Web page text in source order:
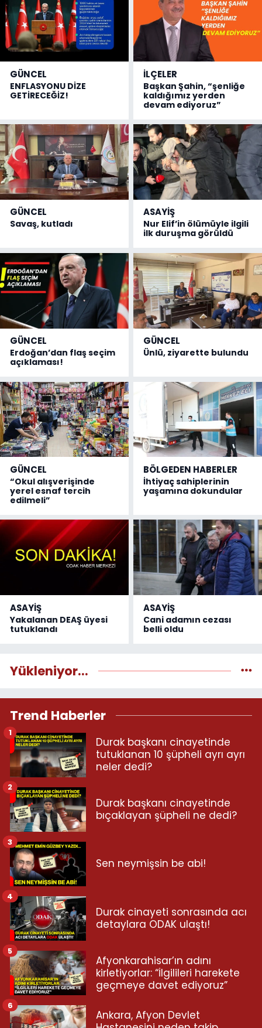
GÜNCEL
ENFLASYONU DİZE
GETİRECEĞİZ!
İLÇELER
Başkan Şahin, “şenliğe
kaldığımız yerden
devam ediyoruz”
GÜNCEL
Savaş, kutladı
ASAYİŞ
Nur Elif’in ölümüyle ilgili
ilk duruşma görüldü
GÜNCEL
Erdoğan’dan flaş seçim
açıklaması!
GÜNCEL
Ünlü, ziyarette bulundu
GÜNCEL
“Okul alışverişinde
yerel esnaf tercih
edilmeli”
BÖLGEDEN HABERLER
İhtiyaç sahiplerinin
yaşamına dokundular
ASAYİŞ
Yakalanan DEAŞ üyesi
tutuklandı
ASAYİŞ
Cani adamın cezası
belli oldu
Yükleniyor...
Trend Haberler
Durak başkanı cinayetinde
tutuklanan 10 şüpheli ayrı ayrı
neler dedi?
1
Durak başkanı cinayetinde
bıçaklayan şüpheli ne dedi?
2
Sen neymişsin be abi!
3
Durak cinayeti sonrasında acı
detaylara ODAK ulaştı!
4
Afyonkarahisar’ın adını
kirletiyorlar: “İlgilileri harekete
geçmeye davet ediyoruz”
5
Ankara, Afyon Devlet
6